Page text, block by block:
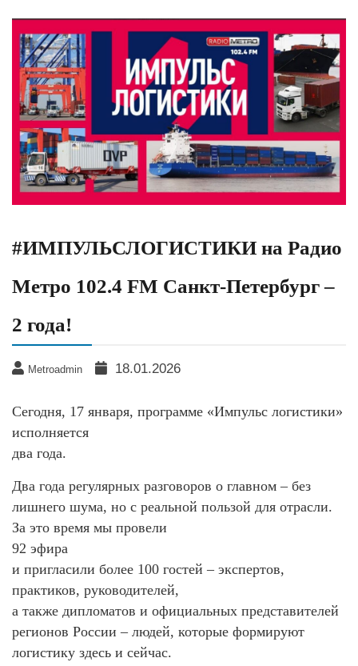
#ИМПУЛЬСЛОГИСТИКИ на Радио
Метро 102.4 FM Санкт-Петербург –
2 года!
Metroadmin 18.01.2026
Сегодня, 17 января, программе «Импульс логистики»
исполняется
два года.
Два года регулярных разговоров о главном – без
лишнего шума, но с реальной пользой для отрасли.
За это время мы провели
92 эфира
и пригласили более 100 гостей – экспертов,
практиков, руководителей,
а также дипломатов и официальных представителей
регионов России – людей, которые формируют
логистику здесь и сейчас.